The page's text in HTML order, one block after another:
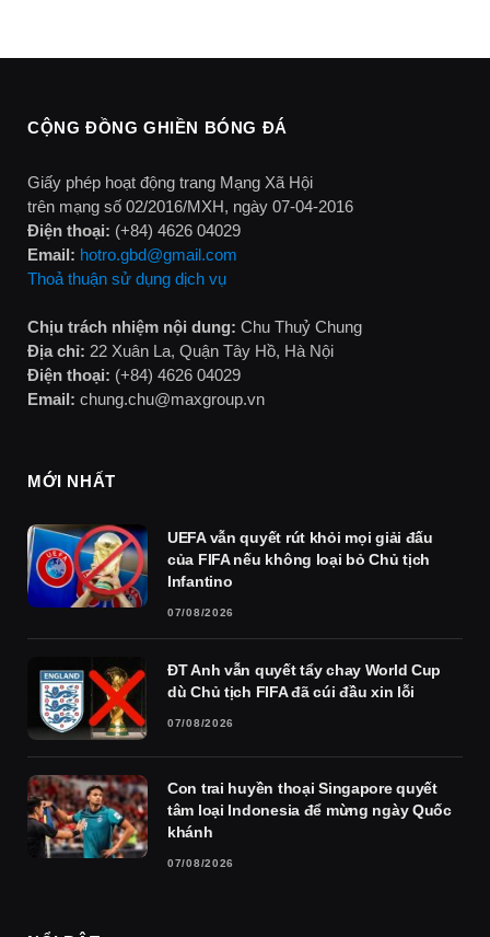
CỘNG ĐỒNG GHIỀN BÓNG ĐÁ
Giấy phép hoạt động trang Mạng Xã Hội
trên mạng số 02/2016/MXH, ngày 07-04-2016
Điện thoại: (+84) 4626 04029
Email: hotro.gbd@gmail.com
Thoả thuận sử dụng dịch vụ
Chịu trách nhiệm nội dung: Chu Thuỷ Chung
Địa chỉ: 22 Xuân La, Quận Tây Hồ, Hà Nội
Điện thoại: (+84) 4626 04029
Email: chung.chu@maxgroup.vn
MỚI NHẤT
UEFA vẫn quyết rút khỏi mọi giải đấu
của FIFA nếu không loại bỏ Chủ tịch
Infantino
07/08/2026
ĐT Anh vẫn quyết tẩy chay World Cup
dù Chủ tịch FIFA đã cúi đầu xin lỗi
07/08/2026
Con trai huyền thoại Singapore quyết
tâm loại Indonesia để mừng ngày Quốc
khánh
07/08/2026